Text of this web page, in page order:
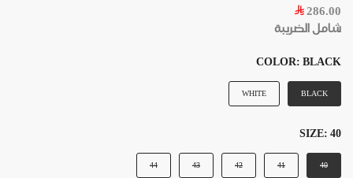
286.00
شامل الضريبة
COLOR: BLACK
BLACK
WHITE
SIZE: 40
40
41
42
43
44